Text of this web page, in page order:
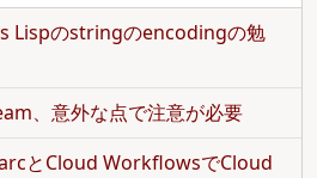
Lispのstringのencodingの勉
、意外な点で注意が必要
とCloud WorkflowsでCloud